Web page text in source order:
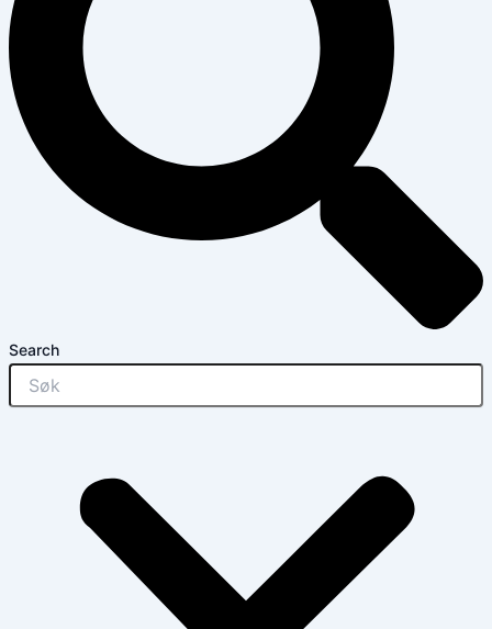
Search